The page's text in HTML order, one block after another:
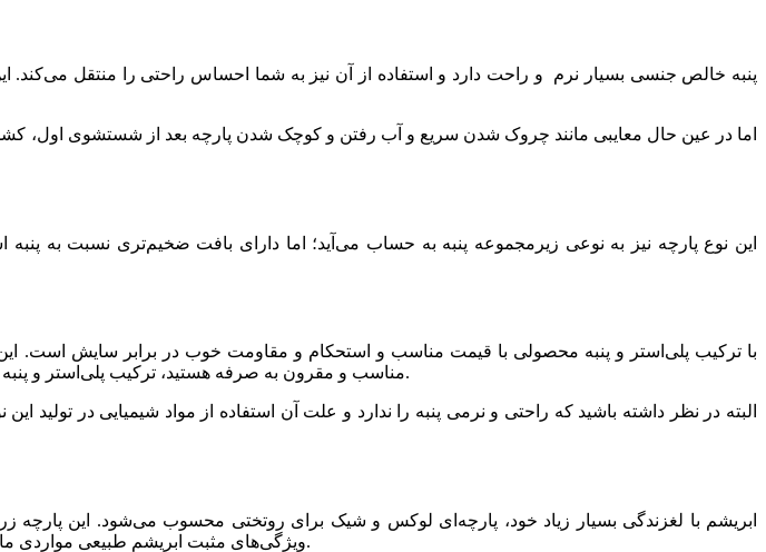
پنبه خالص جنسی بسیار نرم و راحت دارد و استفاده از آن نیز به شما احساس راحتی را منتقل
اما در عین حال معایبی مانند چروک شدن سریع و آب رفتن و کوچک شدن پارچه بعد از شستشوی اول،
این نوع پارچه نیز به نوعی زیرمجموعه پنبه به حساب می‌آید؛ اما دارای بافت ضخیم‌تری نسبت به
با ترکیب پلی‌استر و پنبه محصولی با قیمت مناسب و استحکام و مقاومت خوب در برابر سایش است.
مناسب و مقرون به صرفه هستید، ترکیب پلی‌استر و پنبه گزینه مناسبی است. علاوه بر آن پارچه مناسبی برای روتختی در بهار و تابستان به حساب می‌آید.
البته در نظر داشته باشید که راحتی و نرمی پنبه را ندارد و علت آن استفاده از مواد شیمیایی در
ابریشم با لغزندگی بسیار زیاد خود، پارچه‌ای لوکس و شیک برای روتختی محسوب می‌شود. این
ویژگی‌های مثبت ابریشم طبیعی مواردی مانند استحکام و مقاومت بالا، خاصیت ارتجاعی و رطوبت پذیری مناسب و بهتر از پنبه است.